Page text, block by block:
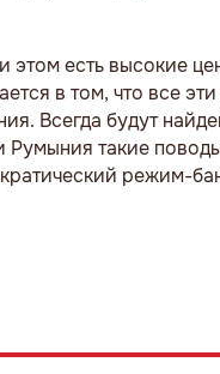
этом есть высокие
в том, что все
Всегда будут
такие
режим-